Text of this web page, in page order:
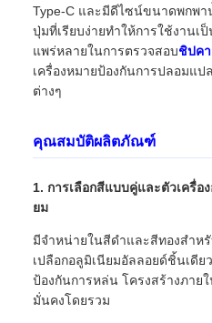
Type-C และมีดีไซน์ขนาดพกพา
ปุ่มที่เรียบง่ายทำให้การใช้งานเ
แพร่หลายในการตรวจสอบชิปค
เครื่องหมายป้องกันการปลอมแ
ต่างๆ
คุณสมบัติผลิตภัณฑ์
1. การเลือกสีแบบคู่และตัวเครื่อ
ยม
มีจำหน่ายในสีดำและสีทองสำห
เปลือกอลูมิเนียมอัลลอยด์ชิ้นเดี
ป้องกันการหล่น โครงสร้างภาย
มั่นคงโดยรวม